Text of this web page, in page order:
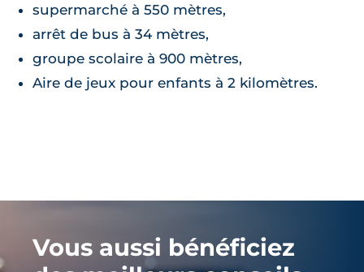
supermarché à 550 mètres,
arrêt de bus à 34 mètres,
groupe scolaire à 900 mètres,
Aire de jeux pour enfants à 2 kilomètres.
Vous aussi bénéficiez